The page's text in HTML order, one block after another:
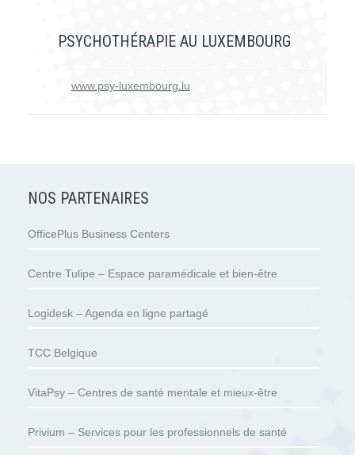
PSYCHOTHÉRAPIE AU LUXEMBOURG
www.psy-luxembourg.lu
NOS PARTENAIRES
OfficePlus Business Centers
Centre Tulipe – Espace paramédicale et bien-être
Logidesk – Agenda en ligne partagé
TCC Belgique
VitaPsy – Centres de santé mentale et mieux-être
Privium – Services pour les professionnels de santé